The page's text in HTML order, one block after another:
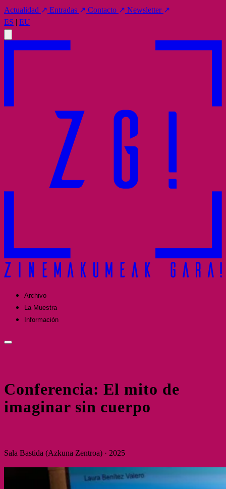
Actualidad ↗ Entradas ↗ Contacto ↗ Newsletter ↗
ES | EU
Archivo
La Muestra
Información
Conferencia: El mito de
imaginar sin cuerpo
Sala Bastida (Azkuna Zentroa) · 2025